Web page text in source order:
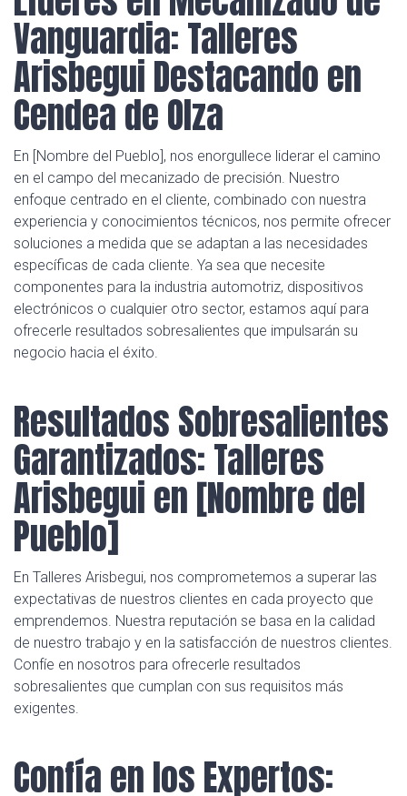
Vanguardia: Talleres
Arisbegui Destacando en
Cendea de Olza
En [Nombre del Pueblo], nos enorgullece liderar el camino
en el campo del mecanizado de precisión. Nuestro
enfoque centrado en el cliente, combinado con nuestra
experiencia y conocimientos técnicos, nos permite ofrecer
soluciones a medida que se adaptan a las necesidades
específicas de cada cliente. Ya sea que necesite
componentes para la industria automotriz, dispositivos
electrónicos o cualquier otro sector, estamos aquí para
ofrecerle resultados sobresalientes que impulsarán su
negocio hacia el éxito.
Resultados Sobresalientes
Garantizados: Talleres
Arisbegui en [Nombre del
Pueblo]
En Talleres Arisbegui, nos comprometemos a superar las
expectativas de nuestros clientes en cada proyecto que
emprendemos. Nuestra reputación se basa en la calidad
de nuestro trabajo y en la satisfacción de nuestros clientes.
Confíe en nosotros para ofrecerle resultados
sobresalientes que cumplan con sus requisitos más
exigentes.
Confía en los Expertos: